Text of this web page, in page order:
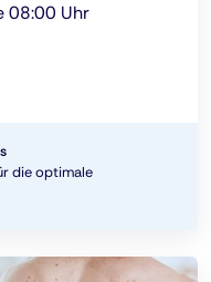
08:00 Uhr
die optimale